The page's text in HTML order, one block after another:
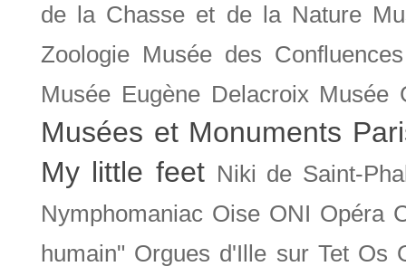
de la Chasse et de la Nature
Zoologie Musée des Confluences
Musée Eugène Delacroix Musée
Musées et Monuments
My little feet Niki de Saint-
Nymphomaniac Oise ONI Opéra
humain" Orgues d'Ille sur Tet Os